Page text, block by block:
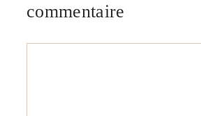
commentaire